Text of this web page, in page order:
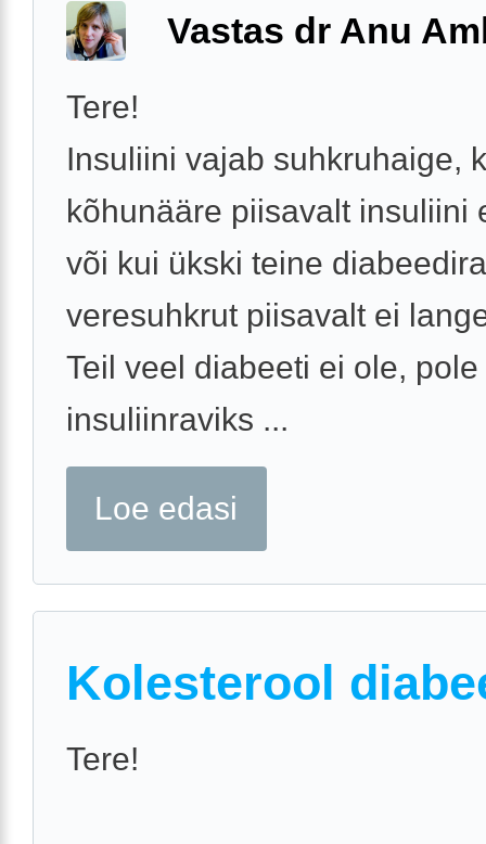
Vastas dr Anu
Tere!
Insuliini vajab suhkruhaige,
kõhunääre piisavalt insuliini
või kui ükski teine
veresuhkrut piisavalt ei
Teil veel diabeeti ei ole, pole
insuliinraviks ...
Loe edasi
Kolesterool
Tere!